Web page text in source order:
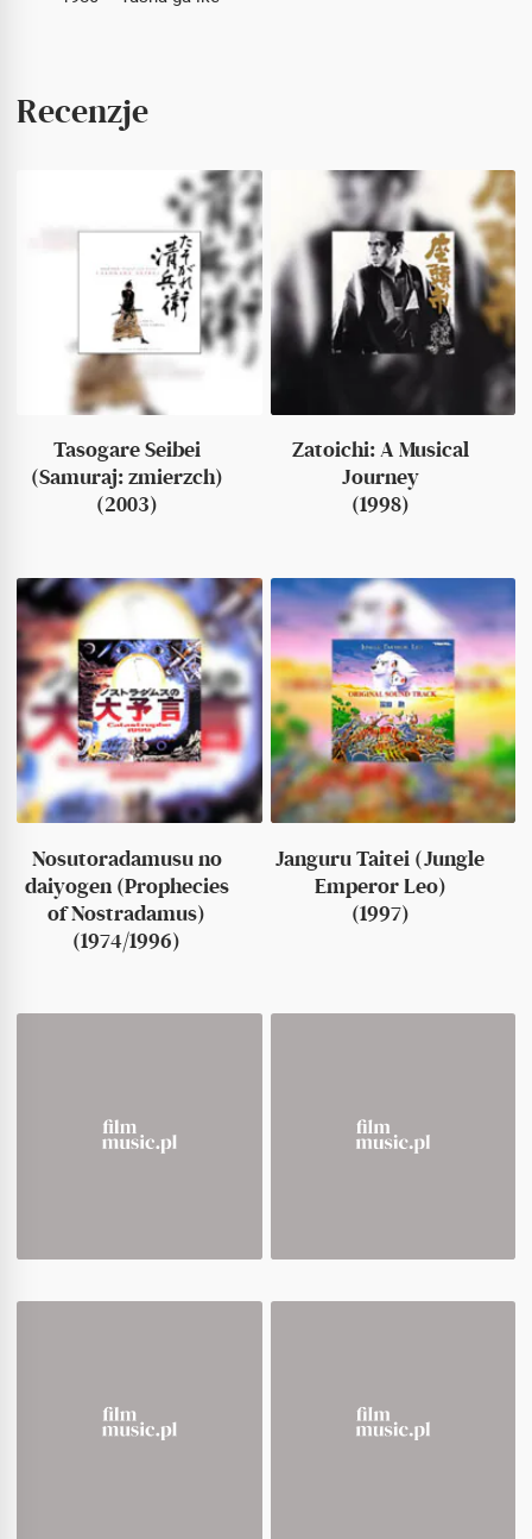
Recenzje
Tasogare Seibei
(Samuraj: zmierzch)
(2003)
Zatoichi: A Musical
Journey
(1998)
Nosutoradamusu no
daiyogen (Prophecies
of Nostradamus)
(1974/1996)
Janguru Taitei (Jungle
Emperor Leo)
(1997)